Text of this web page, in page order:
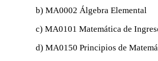
b) MA0002 Álgebra Elemental
c) MA0101 Matemática de
d) MA0150 Principios de